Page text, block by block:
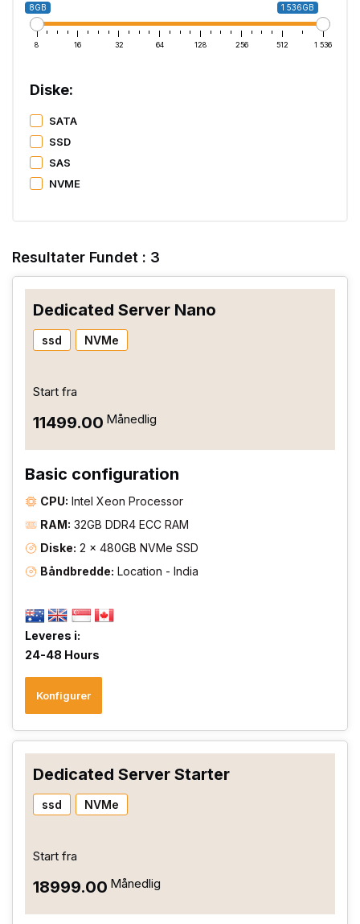
8GB 1 536GB
8 16 32 64 128 256 512 1 536
Diske:
SATA
SSD
SAS
NVME
Resultater Fundet : 3
Dedicated Server Nano
ssd NVMe
Start fra
₹11499.00 Månedlig
Basic configuration
CPU: Intel Xeon Processor
RAM: 32GB DDR4 ECC RAM
Diske: 2 × 480GB NVMe SSD
Båndbredde: Location - India
Leveres i:
24-48 Hours
Konfigurer
Dedicated Server Starter
ssd NVMe
Start fra
₹18999.00 Månedlig